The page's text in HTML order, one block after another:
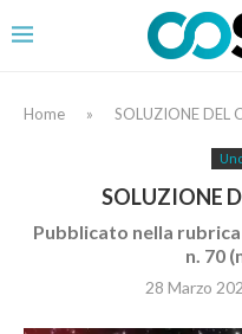
Home » SOLUZIONE DEL
SOLUZIONE
Pubblicato nella
n. 70
28 Marzo